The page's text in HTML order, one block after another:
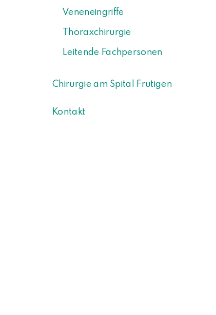
Veneneingriffe
Thoraxchirurgie
Leitende Fachpersonen
Chirurgie am Spital Frutigen
Kontakt